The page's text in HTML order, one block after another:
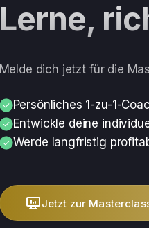
Lerne,
Melde dich jetzt für die
Persönliches 1-zu-1-
Entwickle deine
Werde langfristig
Jetzt zur